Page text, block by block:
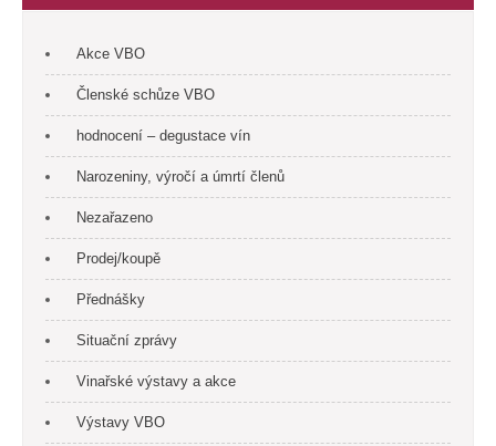
Akce VBO
Členské schůze VBO
hodnocení – degustace vín
Narozeniny, výročí a úmrtí členů
Nezařazeno
Prodej/koupě
Přednášky
Situační zprávy
Vinařské výstavy a akce
Výstavy VBO